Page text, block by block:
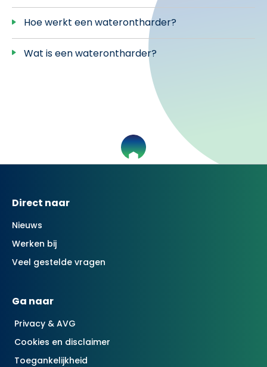
Hoe werkt een waterontharder?
Wat is een waterontharder?
Contactinformatie
Direct naar
Nieuws
Werken bij
Veel gestelde vragen
Ga naar
Privacy & AVG
Cookies en disclaimer
Toegankelijkheid